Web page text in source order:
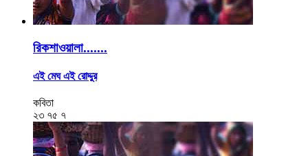
রিকশাওয়ালা.......
এই মেঘ এই রোদ্দুর
কবিতা
২৩ ৭৫ ৭